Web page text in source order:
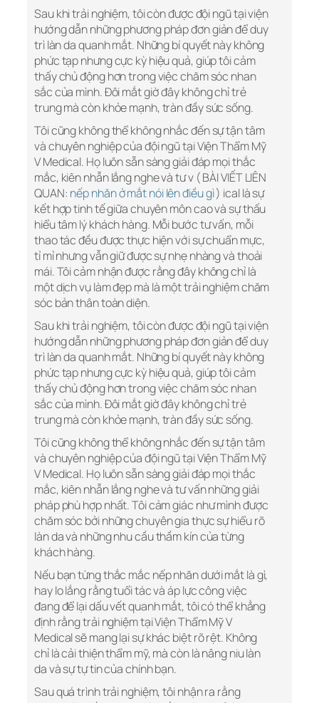
Sau khi trải nghiệm, tôi còn được đội ngũ tại viện
hướng dẫn những phương pháp đơn giản để duy
trì làn da quanh mắt. Những bí quyết này không
phức tạp nhưng cực kỳ hiệu quả, giúp tôi cảm
thấy chủ động hơn trong việc chăm sóc nhan
sắc của mình. Đôi mắt giờ đây không chỉ trẻ
trung mà còn khỏe mạnh, tràn đầy sức sống.
Tôi cũng không thể không nhắc đến sự tận tâm
và chuyên nghiệp của đội ngũ tại Viện Thẩm Mỹ
V Medical. Họ luôn sẵn sàng giải đáp mọi thắc
mắc, kiên nhẫn lắng nghe và tư v ( BÀI VIẾT LIÊN
QUAN: nếp nhăn ở mắt nói lên điều gì) ical là sự
kết hợp tinh tế giữa chuyên môn cao và sự thấu
hiểu tâm lý khách hàng. Mỗi bước tư vấn, mỗi
thao tác đều được thực hiện với sự chuẩn mực,
tỉ mỉ nhưng vẫn giữ được sự nhẹ nhàng và thoải
mái. Tôi cảm nhận được rằng đây không chỉ là
một dịch vụ làm đẹp mà là một trải nghiệm chăm
sóc bản thân toàn diện.
Sau khi trải nghiệm, tôi còn được đội ngũ tại viện
hướng dẫn những phương pháp đơn giản để duy
trì làn da quanh mắt. Những bí quyết này không
phức tạp nhưng cực kỳ hiệu quả, giúp tôi cảm
thấy chủ động hơn trong việc chăm sóc nhan
sắc của mình. Đôi mắt giờ đây không chỉ trẻ
trung mà còn khỏe mạnh, tràn đầy sức sống.
Tôi cũng không thể không nhắc đến sự tận tâm
và chuyên nghiệp của đội ngũ tại Viện Thẩm Mỹ
V Medical. Họ luôn sẵn sàng giải đáp mọi thắc
mắc, kiên nhẫn lắng nghe và tư vấn những giải
pháp phù hợp nhất. Tôi cảm giác như mình được
chăm sóc bởi những chuyên gia thực sự hiểu rõ
làn da và những nhu cầu thầm kín của từng
khách hàng.
Nếu bạn từng thắc mắc nếp nhăn dưới mắt là gì,
hay lo lắng rằng tuổi tác và áp lực công việc
đang để lại dấu vết quanh mắt, tôi có thể khẳng
định rằng trải nghiệm tại Viện Thẩm Mỹ V
Medical sẽ mang lại sự khác biệt rõ rệt. Không
chỉ là cải thiện thẩm mỹ, mà còn là nâng niu làn
da và sự tự tin của chính bạn.
Sau quá trình trải nghiệm, tôi nhận ra rằng